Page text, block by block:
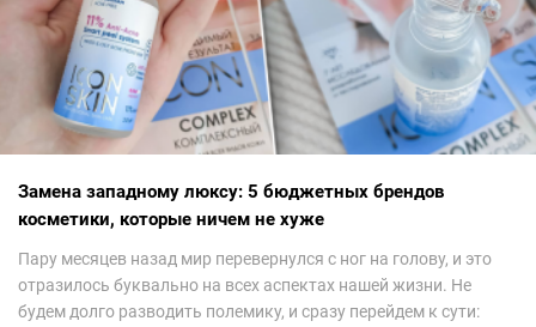
Замена западному люксу: 5 бюджетных брендов
косметики, которые ничем не хуже
Пару месяцев назад мир перевернулся с ног на голову, и это
отразилось буквально на всех аспектах нашей жизни. Не
будем долго разводить полемику, и сразу перейдем к сути: